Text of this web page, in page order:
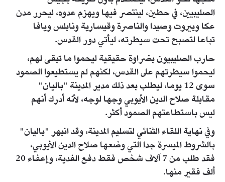
الصليبيين، في حطين، لينتصر فيها ويهزم عدوه، ليحرر مدن
عكا وبيروت وصيدا والناصرة وقيسارية ونابلس ويافا
تباعا لتصبح تحت سيطرته، ليأتي دور القدس.
حارب الصليبيون بضراوة حقيقية ليحموا ما تبقى لهم،
ليحموا سيطرتهم على القدس، لكنهم لم يستطيعوا الصمود
سوى 12 يوما، ليطلب بعد ذلك مدير المدينة "باليان"
مقابلة صلاح الدين الأيوبي وجها لوجه، لأنه أدرك أنهم
ليس باستطاعتهم الصمود أكثر.
وفي نهاية اللقاء الثنائي لتسليم المدينة، وقد انبهر "باليان"
بالشروط الميسرة جدا التي وضعها صلاح الدين الأيوبي،
فقد طلب من 7 آلاف شخص فقط دفع الفدية، وإعفاء 20
ألف فقير منها.